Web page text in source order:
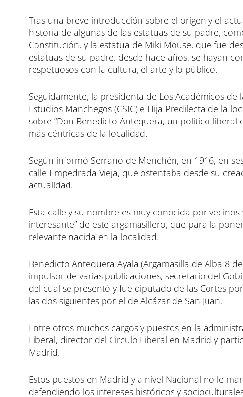
Tras una breve introducción sobre el origen y el
historia de algunas de las estatuas de su padre,
Constitución, y la estatua de Miki Mouse, que fue
estatuas de su padre, desde hace años, se hayan
respetuosos con la cultura, el arte y lo público.
Seguidamente, la presidenta de Los Académicos
Estudios Manchegos (CSIC) e Hija Predilecta de la
sobre “Don Benedicto Antequera, un político liberal
más céntricas de la localidad.
Según informó Serrano de Menchén, en 1916, en
calle Empedrada Vieja, que ostentaba desde su
actualidad.
Esta calle y su nombre es muy conocida por
interesante” de este argamasillero, que para la
relevante nacida en la localidad.
Benedicto Antequera Ayala (Argamasilla de Alba 8
impulsor de varias publicaciones, secretario del
del cual se presentó y fue diputado de las Cortes
las dos siguientes por el de Alcázar de San Juan.
Entre otros muchos cargos y puestos en la
Liberal, director del Circulo Liberal en Madrid y
Madrid.
Estos puestos en Madrid y a nivel Nacional no le
defendiendo los intereses históricos y